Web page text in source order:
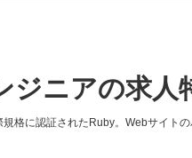
ジニアの求人
格に認証されたRuby。Webサイト